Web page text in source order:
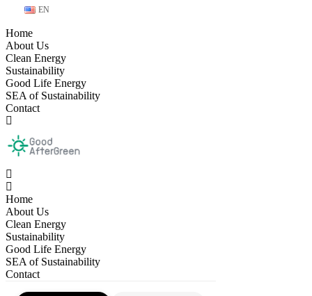
EN
Home
About Us
Clean Energy
Sustainability
Good Life Energy
SEA of Sustainability
Contact
Home
About Us
Clean Energy
Sustainability
Good Life Energy
SEA of Sustainability
Contact